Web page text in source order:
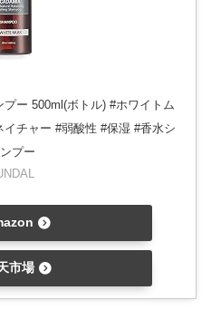
プー 500ml(ボトル) #ホワイトム
チャー #弱酸性 #保湿 #香水シ
プー
市場